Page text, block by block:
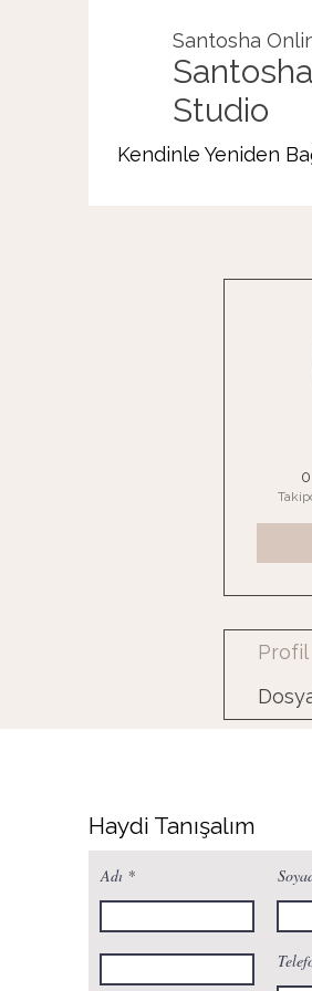
Santosha
Santosha
Studio
Kendinle Yeniden
0
Profil
Haydi Tanışalım
Adı